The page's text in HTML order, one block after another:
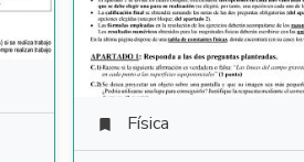
 Física